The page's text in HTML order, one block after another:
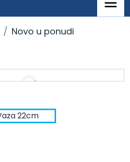
Novo u ponudi